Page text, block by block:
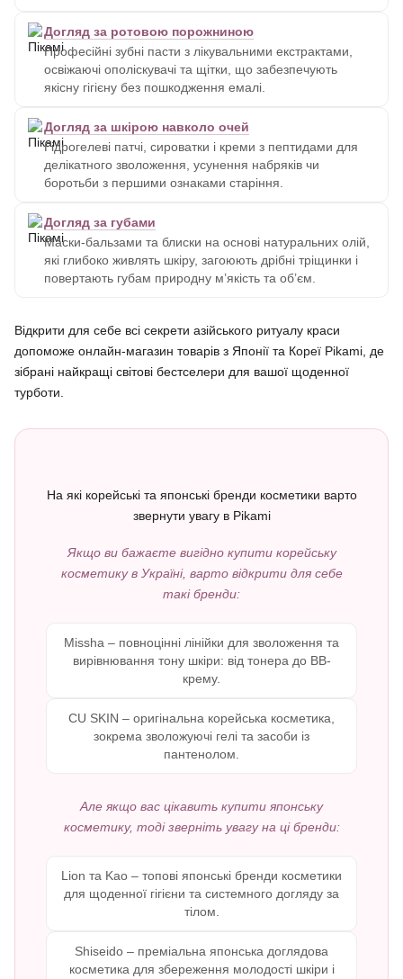
Догляд за ротовою порожниною
Професійні зубні пасти з лікувальними екстрактами,
освіжаючі ополіскувачі та щітки, що забезпечують
якісну гігієну без пошкодження емалі.
Догляд за шкірою навколо очей
Гідрогелеві патчі, сироватки і креми з пептидами для
делікатного зволоження, усунення набряків чи
боротьби з першими ознаками старіння.
Догляд за губами
Маски-бальзами та блиски на основі натуральних олій,
які глибоко живлять шкіру, загоюють дрібні тріщинки і
повертають губам природну м’якість та об’єм.
Відкрити для себе всі секрети азійського ритуалу краси
допоможе онлайн-магазин товарів з Японії та Кореї Pikami, де
зібрані найкращі світові бестселери для вашої щоденної
турботи.
На які корейські та японські бренди косметики варто
звернути увагу в Pikami
Якщо ви бажаєте вигідно купити корейську
косметику в Україні, варто відкрити для себе
такі бренди:
Missha – повноцінні лінійки для зволоження та
вирівнювання тону шкіри: від тонера до BB-
крему.
CU SKIN – оригінальна корейська косметика,
зокрема зволожуючі гелі та засоби із
пантенолом.
Але якщо вас цікавить купити японську
косметику, тоді зверніть увагу на ці бренди:
Lion та Kao – топові японські бренди косметики
для щоденної гігієни та системного догляду за
тілом.
Shiseido – преміальна японська доглядова
косметика для збереження молодості шкіри і